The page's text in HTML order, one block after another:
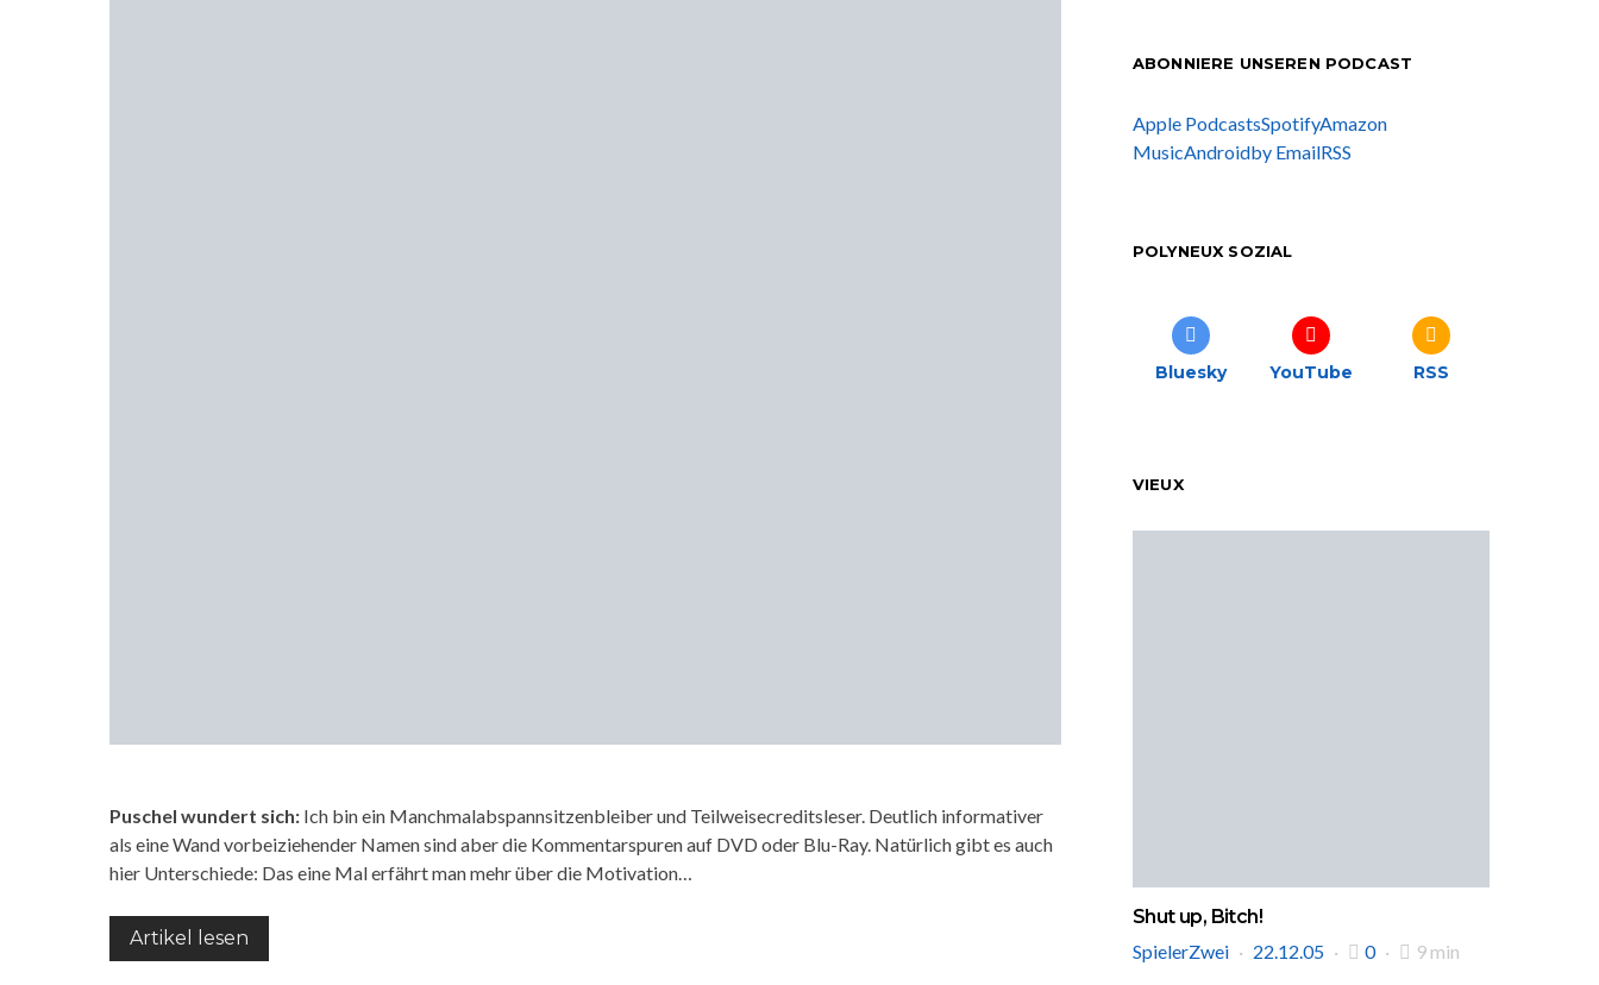
Puschel wundert sich: Ich bin ein Manchmalabspannsitzenbleiber und Teilweisecreditsleser. Deutlich informativer
als eine Wand vorbeiziehender Namen sind aber die Kommentarspuren auf DVD oder Blu-Ray. Natürlich gibt es auch
hier Unterschiede: Das eine Mal erfährt man mehr über die Motivation…
Artikel lesen
ABONNIERE UNSEREN PODCAST
Apple PodcastsSpotifyAmazon
MusicAndroidby EmailRSS
POLYNEUX SOZIAL
Bluesky YouTube RSS
VIEUX
Shut up, Bitch!
SpielerZwei
22.12.05 0 9 min